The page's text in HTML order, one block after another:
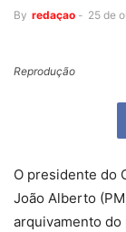
By redaçao - 25 de
Reprodução
O presidente do
João Alberto
arquivamento